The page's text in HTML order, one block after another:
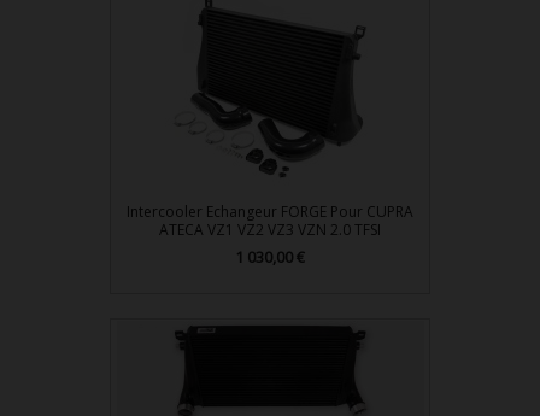
Intercooler Echangeur FORGE Pour CUPRA
ATECA VZ1 VZ2 VZ3 VZN 2.0 TFSI
Prix
1 030,00 €